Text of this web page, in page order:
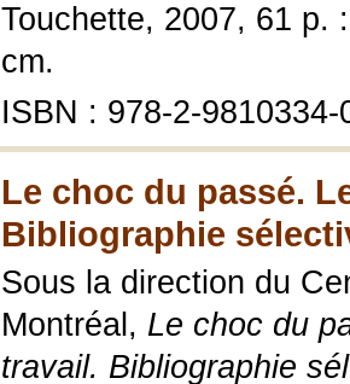
Touchette, 2007, 61 p.
cm.
ISBN : 978-2-9810334-
Le choc du passé.
Bibliographie
Sous la direction du
Montréal, Le choc du
travail. Bibliographie